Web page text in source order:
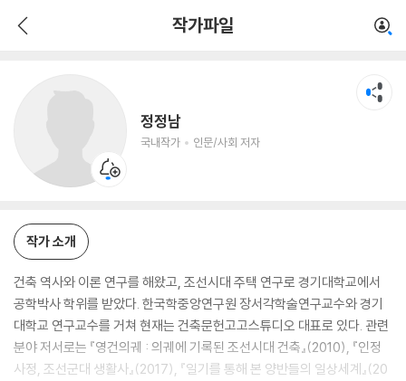
작가파일
정정남
국내작가 인문/사회 저자
인문/사회 저자
작가 소개
건축 역사와 이론 연구를 해왔고, 조선시대 주택 연구로 경기대학교에서
공학박사 학위를 받았다. 한국학중앙연구원 장서각학술연구교수와 경기
대학교 연구교수를 거쳐 현재는 건축문헌고고스튜디오 대표로 있다. 관련
분야 저서로는 『영건의궤 : 의궤에 기록된 조선시대 건축』(2010), 『인정
사정, 조선군대 생활사』(2017), 『일기를 통해 본 양반들의 일상세계』(20